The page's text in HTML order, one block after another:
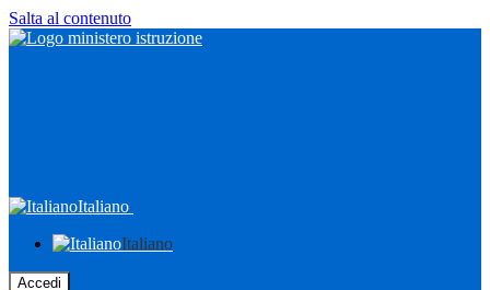
Salta al contenuto
Italiano
Italiano
Accedi